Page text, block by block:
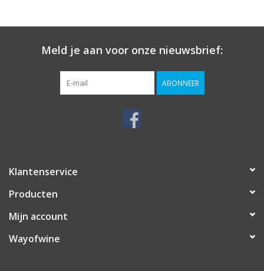
Meld je aan voor onze nieuwsbrief:
ABONNEER
Klantenservice
Producten
Mijn account
Wayofwine